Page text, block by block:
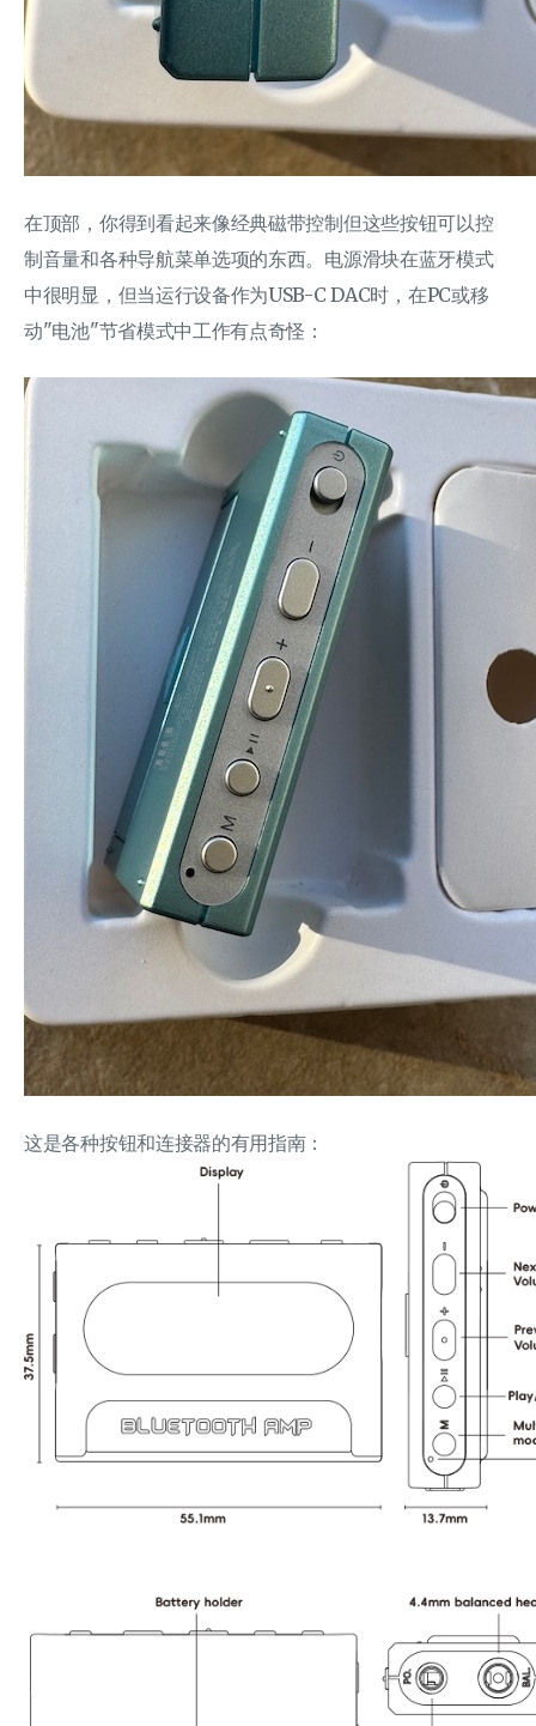
在顶部，你得到看起来像经典磁带控制但这些按钮可以控
制音量和各种导航菜单选项的东西。电源滑块在蓝牙模式
中很明显，但当运行设备作为USB-C DAC时，在PC或移
动"电池"节省模式中工作有点奇怪：
这是各种按钮和连接器的有用指南：